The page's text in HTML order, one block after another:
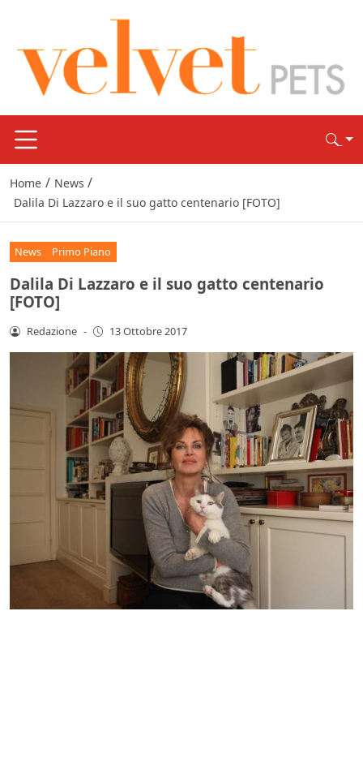
Home / News /
Dalila Di Lazzaro e il suo gatto centenario [FOTO]
News Primo Piano
Dalila Di Lazzaro e il suo gatto centenario
[FOTO]
Redazione - 13 Ottobre 2017